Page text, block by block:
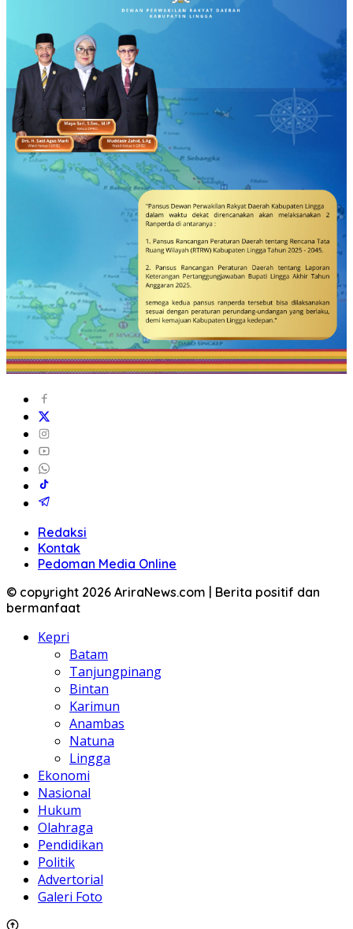
Redaksi
Kontak
Pedoman Media Online
© copyright 2026 AriraNews.com | Berita positif dan
bermanfaat
Kepri
Batam
Tanjungpinang
Bintan
Karimun
Anambas
Natuna
Lingga
Ekonomi
Nasional
Hukum
Olahraga
Pendidikan
Politik
Advertorial
Galeri Foto